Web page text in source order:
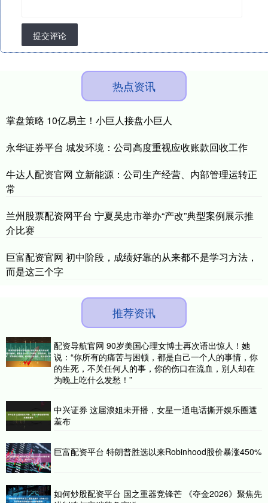
提交评论
热点资讯
掌盘策略 10亿易主！小巨人接盘小巨人
永华证券平台 城发环境：公司高度重视应收账款回收工作
牛达人配资官网 立新能源：公司生产经营、内部管理运转正
常
兰州股票配资网平台 宁夏吴忠市举办“产改”典型案例展示推
介比赛
巨富配资官网 初中阶段，成绩好靠的从来都不是学习方法，
而是这三个字
推荐资讯
配资导航官网 90岁美国心理女博士再次语出惊人！她
说：“你所有的痛苦与困顿，都是自己一个人的事情，你
的生死，不关任何人的事，你的伤口在流血，别人却在
为晚上吃什么发愁！”
中兴证券 这届浪姐未开播，女星一通电话撕开娱乐圈遮
羞布
巨富配资平台 特朗普胜选以来Robinhood股价暴涨450%
如何炒股配资平台 国之重器竞锋芒 《夺金2026》聚焦先